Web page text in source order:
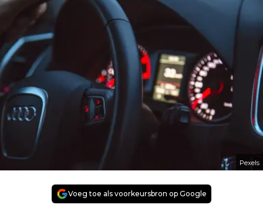
Pexels
Voeg toe als voorkeursbron op Google